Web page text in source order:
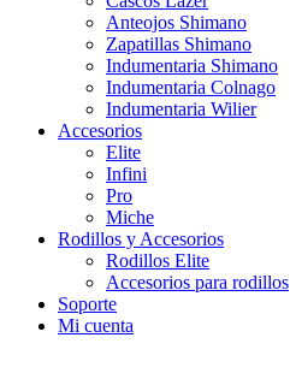
Anteojos Shimano
Zapatillas Shimano
Indumentaria Shimano
Indumentaria Colnago
Indumentaria Wilier
Accesorios
Elite
Infini
Pro
Miche
Rodillos y Accesorios
Rodillos Elite
Accesorios para rodillos
Soporte
Mi cuenta